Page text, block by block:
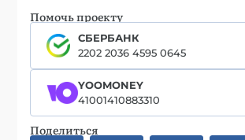
Помочь проекту
СБЕРБАНК
2202 2036 4595 0645
YOOMONEY
41001410883310
Поделиться